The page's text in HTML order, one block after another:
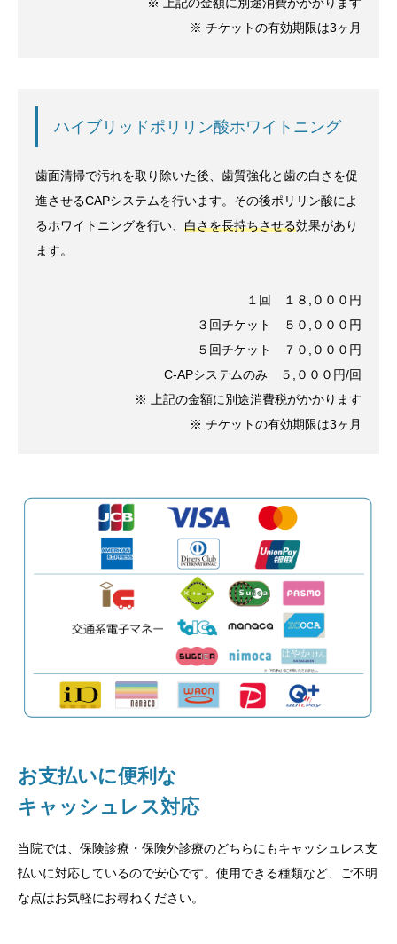
医療ホワイトニングなら
信
頼と実績
の
※ チケットの有効期限は3ヶ月
ハイブリッドポリリン酸ホワイトニング
歯面清掃で汚れを取り除いた後、歯質強化と歯の白さを促
進させるCAPシステムを行います。その後ポリリン酸によ
るホワイトニングを行い、 白さを長持ちさせる効果があり
ます。
１回 １８,０００円
３回チケット ５０,０００円
５回チケット ７０,０００円
C-APシステムのみ ５,０００円/回
※ 上記の金額に別途消費税がかかります
※ チケットの有効期限は3ヶ月
お支払いに便利な
キャッシュレス対応
当院では、保険診療・保険外診療のどちらにもキャッシュレス支
払いに対応しているので安心です。使用できる種類など、ご不明
な点はお気軽にお尋ねください。